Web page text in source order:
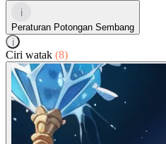
i
Peraturan Potongan Sembang
i
Ciri watak (8)